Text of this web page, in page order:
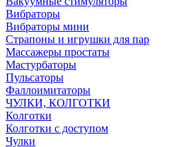
Вибраторы
Вибраторы мини
Страпоны и игрушки для пар
Массажеры простаты
Мастурбаторы
Пульсаторы
Фаллоимитаторы
ЧУЛКИ, КОЛГОТКИ
Колготки
Колготки с доступом
Чулки